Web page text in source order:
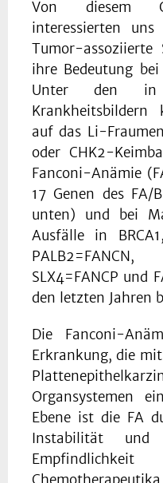
Von diesem
interessierten uns
Tumor-assoziierte
ihre Bedeutung
Unter den in
auf das Li-
oder CHK2-
Fanconi-Anämie
17 Genen des FA/
unten) und bei
Ausfälle in
SLX4=FANCP und
den letzten Jahren
Die Fanconi-
Erkrankung, die
Organsystemen
Ebene ist die FA
Instabilität